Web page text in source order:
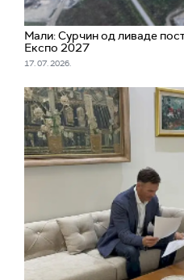
Мали: Сурчин од ливаде
Експо 2027
17. 07. 2026.